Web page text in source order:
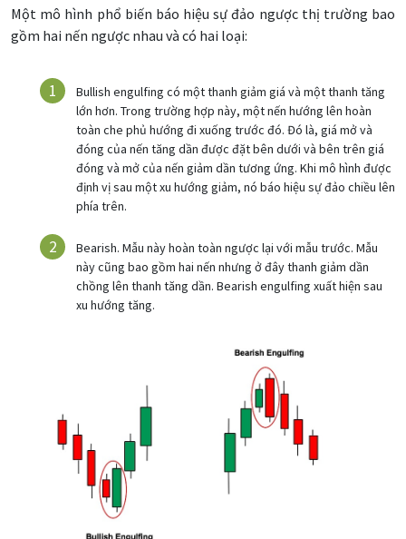
Một mô hình phổ biến báo hiệu sự đảo ngược thị trường bao
gồm hai nến ngược nhau và có hai loại:
Bullish engulfing có một thanh giảm giá và một thanh tăng
lớn hơn. Trong trường hợp này, một nến hướng lên hoàn
toàn che phủ hướng đi xuống trước đó. Đó là, giá mở và
đóng của nến tăng dần được đặt bên dưới và bên trên giá
đóng và mở của nến giảm dần tương ứng. Khi mô hình được
định vị sau một xu hướng giảm, nó báo hiệu sự đảo chiều lên
phía trên.
Bearish. Mẫu này hoàn toàn ngược lại với mẫu trước. Mẫu
này cũng bao gồm hai nến nhưng ở đây thanh giảm dần
chồng lên thanh tăng dần. Bearish engulfing xuất hiện sau
xu hướng tăng.